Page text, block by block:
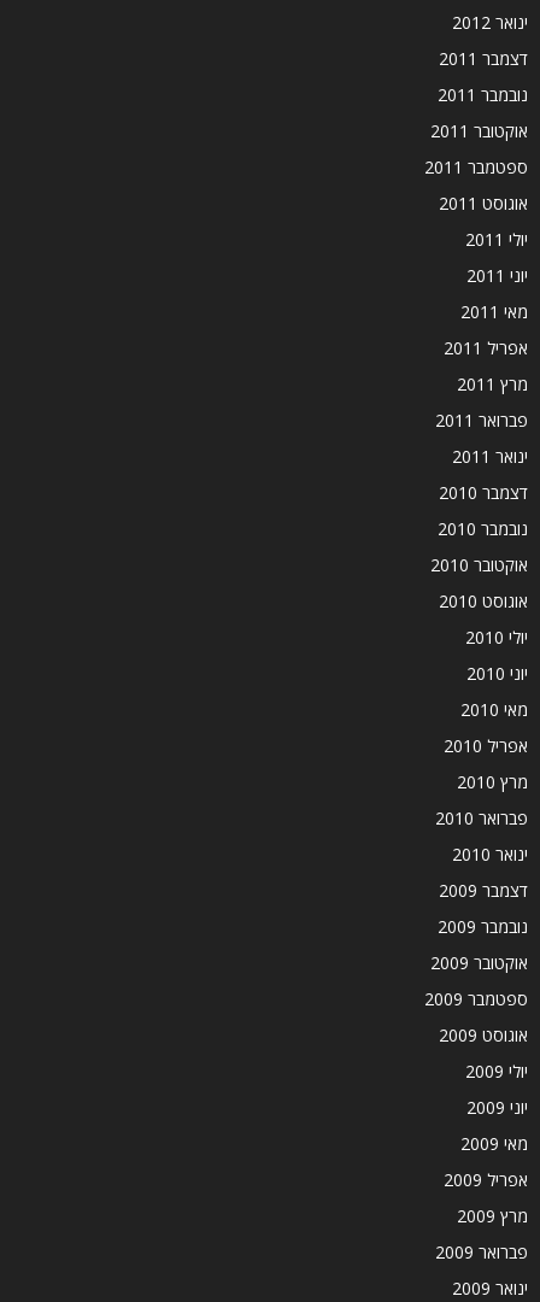
ינואר 2012
דצמבר 2011
נובמבר 2011
אוקטובר 2011
ספטמבר 2011
אוגוסט 2011
יולי 2011
יוני 2011
מאי 2011
אפריל 2011
מרץ 2011
פברואר 2011
ינואר 2011
דצמבר 2010
נובמבר 2010
אוקטובר 2010
אוגוסט 2010
יולי 2010
יוני 2010
מאי 2010
אפריל 2010
מרץ 2010
פברואר 2010
ינואר 2010
דצמבר 2009
נובמבר 2009
אוקטובר 2009
ספטמבר 2009
אוגוסט 2009
יולי 2009
יוני 2009
מאי 2009
אפריל 2009
מרץ 2009
פברואר 2009
ינואר 2009